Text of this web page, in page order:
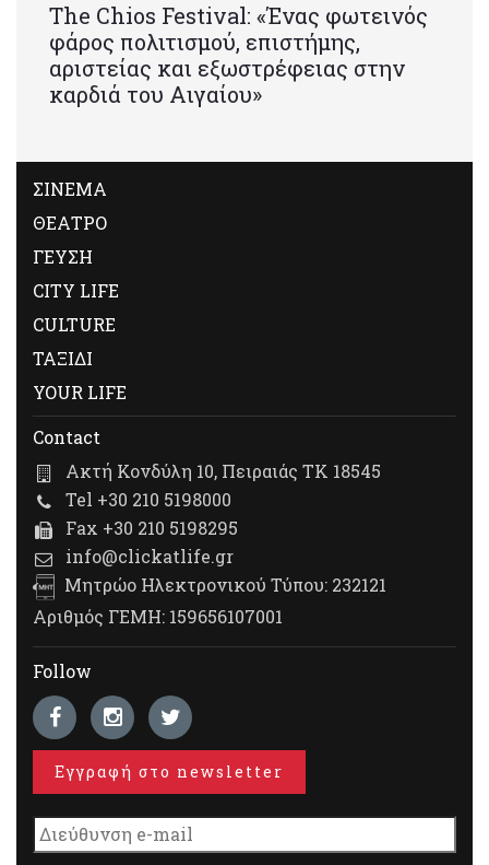
Τhe Chios Festival: «Ένας φωτεινός
φάρος πολιτισμού, επιστήμης,
αριστείας και εξωστρέφειας στην
καρδιά του Αιγαίου»
ΣΙΝΕΜΑ
ΘΕΑΤΡΟ
ΓΕΥΣΗ
CITY LIFE
CULTURE
ΤΑΞΙΔΙ
YOUR LIFE
Contact
Ακτή Κονδύλη 10, Πειραιάς ΤΚ 18545
Tel +30 210 5198000
Fax +30 210 5198295
info@clickatlife.gr
Μητρώο Ηλεκτρονικού Τύπου: 232121
Αριθμός ΓΕΜΗ: 159656107001
Follow
Εγγραφή στο newsletter